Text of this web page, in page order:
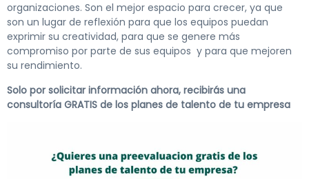
organizaciones. Son el mejor espacio para crecer, ya que
son un lugar de reflexión para que los equipos puedan
exprimir su creatividad, para que se genere más
compromiso por parte de sus equipos y para que mejoren
su rendimiento.
Solo por solicitar información ahora, recibirás una
consultoría GRATIS de los planes de talento de tu empresa